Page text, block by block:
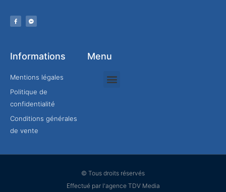
Informations
Mentions légales
Politique de
confidentialité
Conditions générales
de vente
Menu
© Tous droits réservés
Effectué par l'agence TDV Media